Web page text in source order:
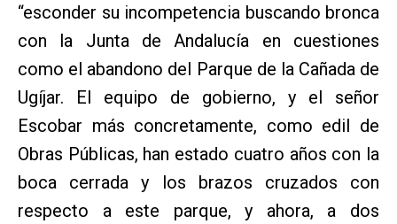
“esconder su incompetencia buscando bronca
con la Junta de Andalucía en cuestiones
como el abandono del Parque de la Cañada de
Ugíjar. El equipo de gobierno, y el señor
Escobar más concretamente, como edil de
Obras Públicas, han estado cuatro años con la
boca cerrada y los brazos cruzados con
respecto a este parque, y ahora, a dos